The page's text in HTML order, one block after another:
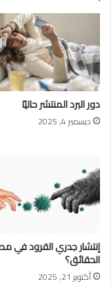
دور البرد المنتشر حاليًا
ديسمبر 4, 2025
إنتشار جدري القرود في
الحقائق؟
أكتوبر 21, 2025